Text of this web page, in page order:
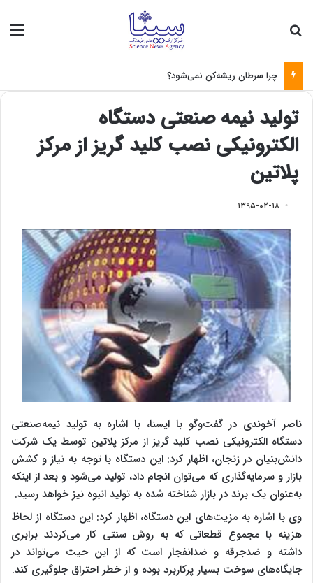
چرا سرطان ریشه‌کن نمی‌شود؟
تولید نیمه صنعتی دستگاه
الکترونیکی نصب کلید گریز از مرکز
پلاتین
۱۳۹۵-۰۲-۱۸
ناصر آخوندی در گفت‌وگو با ایسنا، با اشاره به تولید نیمه‌صنعتی
دستگاه الکترونیکی نصب کلید گریز از مرکز پلاتین توسط یک شرکت
دانش‌بنیان در زنجان، اظهار کرد: این دستگاه با توجه به نیاز و کشش
بازار و سرمایه‌گذاری که می‌توان انجام داد، تولید می‌شود و بعد از اینکه
به‌عنوان یک برند در بازار شناخته شده به تولید انبوه نیز خواهد رسید.
وی با اشاره به مزیت‌های این دستگاه، اظهار کرد: این دستگاه از لحاظ
هزینه با مجموع قطعاتی که به روش سنتی کار می‌کردند برابری
داشته و ضد‌جرقه و ضدانفجار است که از این حیث می‌تواند در
جایگاه‌های سوخت بسیار پر‌کاربرد بوده و از خطر احتراق جلوگیری کند.